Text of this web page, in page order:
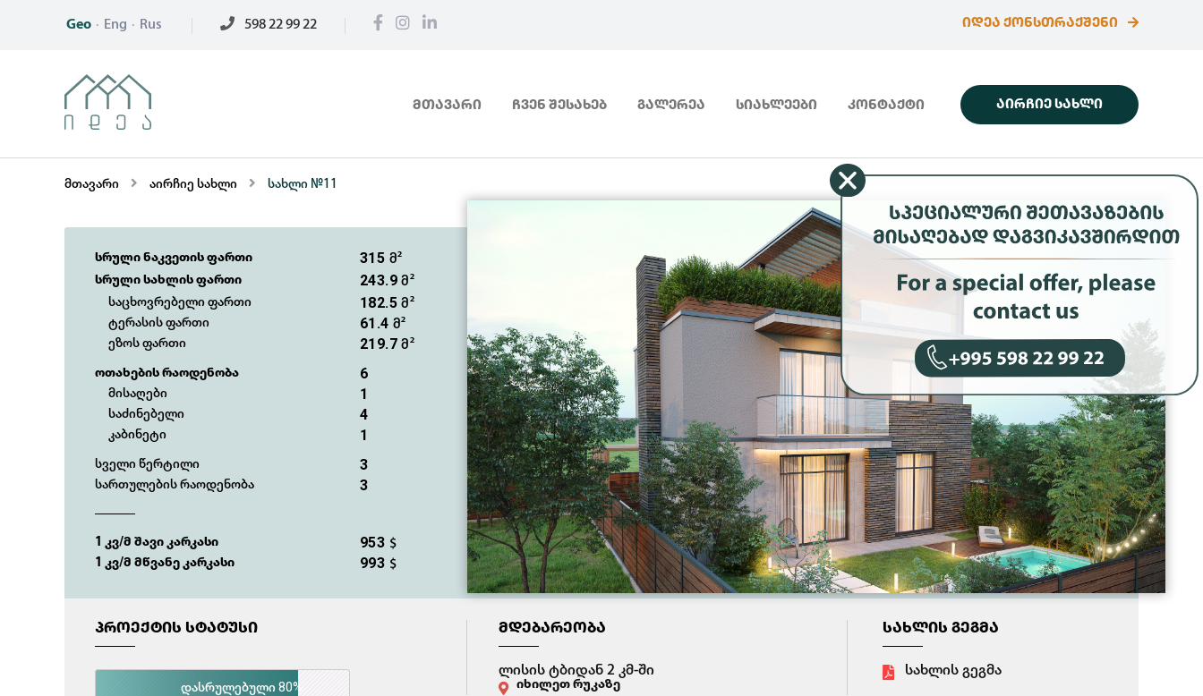
Geo · Eng · Rus 598 22 99 22 ᲘᲓᲔᲐ ᲥᲝᲜᲡᲗᲠᲐᲥᲨᲔᲜᲘ
ᲛᲗᲐᲕᲐᲠᲘ ᲩᲕᲔᲜ ᲨᲔᲡᲐᲮᲔᲑ ᲒᲐᲚᲔᲠᲔᲐ ᲡᲘᲐᲮᲚᲔᲔᲑᲘ ᲙᲝᲜᲢᲐᲥᲢᲘ ᲐᲘᲠᲩᲘᲔ ᲡᲐᲮᲚᲘ
მთავარი აირჩიე სახლი სახლი №11
სრული ნაკვეთის ფართი 315 მ²
სრული სახლის ფართი 243.9მ²
საცხოვრებელი ფართი 182.5მ²
ტერასის ფართი 61.4 მ²
ეზოს ფართი 219.7მ²
ოთახების რაოდენობა 6
მისაღები 1
საძინებელი 4
კაბინეტი 1
სველი წერტილი 3
სართულების რაოდენობა 3
1 კვ/მ შავი კარკასი 953 $
1 კვ/მ მწვანე კარკასი 993 $
ᲞᲠᲝᲔᲥᲢᲘᲡ ᲡᲢᲐᲢᲣᲡᲘ
დასრულებული 80%
ᲛᲓᲔᲑᲐᲠᲔᲝᲑᲐ
ლისის ტბიდან 2 კმ-ში
იხილეთ რუკაზე
ᲡᲐᲮᲚᲘᲡ ᲒᲔᲒᲛᲐ
სახლის გეგმა